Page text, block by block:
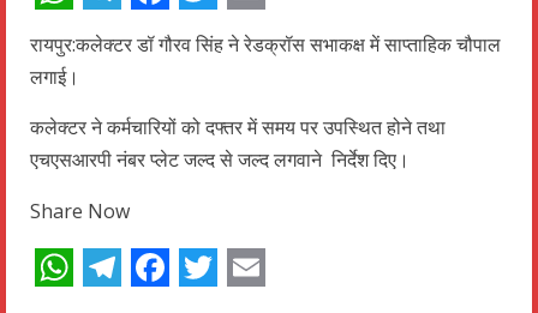
WhatsApp
Telegram
Facebook
Twitter
Email
रायपुर:कलेक्टर डॉ गौरव सिंह ने रेडक्रॉस सभाकक्ष में साप्ताहिक चौपाल
लगाई।
कलेक्टर ने कर्मचारियों को दफ्तर में समय पर उपस्थित होने तथा
एचएसआरपी नंबर प्लेट जल्द से जल्द लगवाने निर्देश दिए।
Share Now